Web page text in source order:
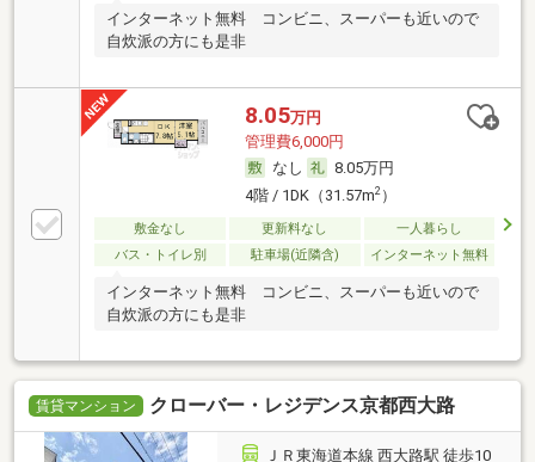
インターネット無料 コンビニ、スーパーも近いので
自炊派の方にも是非
8.05万円
管理費6,000円
なし
8.05万円
4階 / 1DK（31.57m2）
敷金なし 更新料なし
一人暮らし
バス・トイレ別
駐車場(近隣含) インターネット無料
インターネット無料 コンビニ、スーパーも近いので
自炊派の方にも是非
賃貸マンション クローバー・レジデンス京都西大路
ＪＲ東海道本線 西大路駅 徒歩10